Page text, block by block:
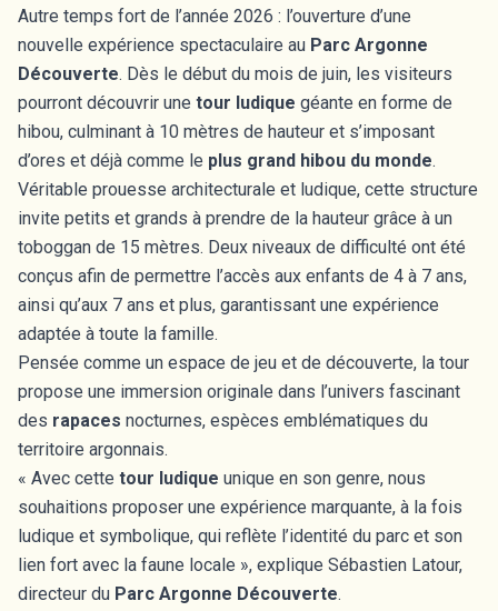
Autre temps fort de l’année 2026 : l’ouverture d’une
nouvelle expérience spectaculaire au Parc Argonne
Découverte. Dès le début du mois de juin, les visiteurs
pourront découvrir une tour ludique géante en forme de
hibou, culminant à 10 mètres de hauteur et s’imposant
d’ores et déjà comme le plus grand hibou du monde.
Véritable prouesse architecturale et ludique, cette structure
invite petits et grands à prendre de la hauteur grâce à un
toboggan de 15 mètres. Deux niveaux de difficulté ont été
conçus afin de permettre l’accès aux enfants de 4 à 7 ans,
ainsi qu’aux 7 ans et plus, garantissant une expérience
adaptée à toute la famille.
Pensée comme un espace de jeu et de découverte, la tour
propose une immersion originale dans l’univers fascinant
des rapaces nocturnes, espèces emblématiques du
territoire argonnais.
« Avec cette tour ludique unique en son genre, nous
souhaitions proposer une expérience marquante, à la fois
ludique et symbolique, qui reflète l’identité du parc et son
lien fort avec la faune locale », explique Sébastien Latour,
directeur du Parc Argonne Découverte.